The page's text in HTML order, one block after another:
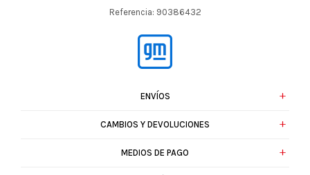
Referencia: 90386432
ENVÍOS
CAMBIOS Y DEVOLUCIONES
MEDIOS DE PAGO